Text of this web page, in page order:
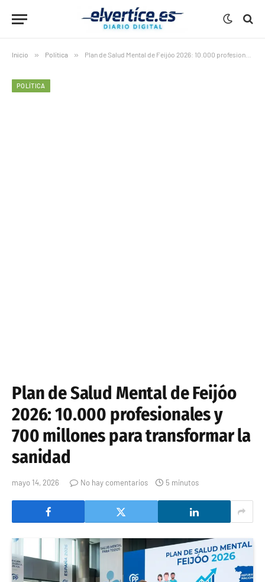
Inicio » Política » Plan de Salud Mental de Feijóo 2026: 10.000 profesionales y 700 millones para transformar la sanidad
POLÍTICA
Plan de Salud Mental de Feijóo
2026: 10.000 profesionales y
700 millones para transformar la
sanidad
mayo 14, 2026 No hay comentarios 5 minutos